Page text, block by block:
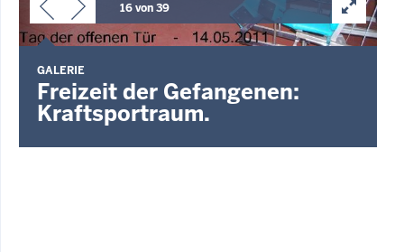
16 von 39
GALERIE
Freizeit der Gefangenen:
Kraftsportraum.